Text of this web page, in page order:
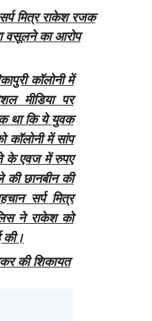
मित्र राकेश रजक
वसूलने का आरोप
कॉलोनी में
मीडिया पर
था कि ये युवक
कॉलोनी में सांप
के एवज में रुपए
छानबीन की
सर्प मित्र
ने राकेश को
की।
की शिकायत